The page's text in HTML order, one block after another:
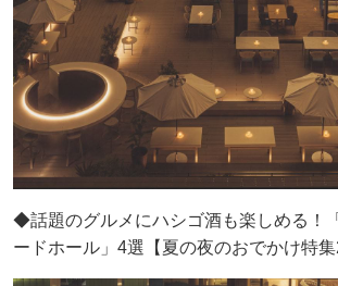
◆話題のグルメにハシゴ酒も楽しめる！
ードホール」4選【夏の夜のおでかけ特集